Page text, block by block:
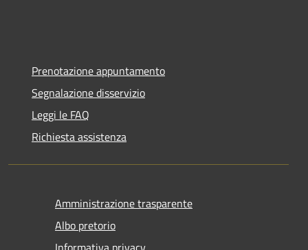
Prenotazione appuntamento
Segnalazione disservizio
Leggi le FAQ
Richiesta assistenza
Amministrazione trasparente
Albo pretorio